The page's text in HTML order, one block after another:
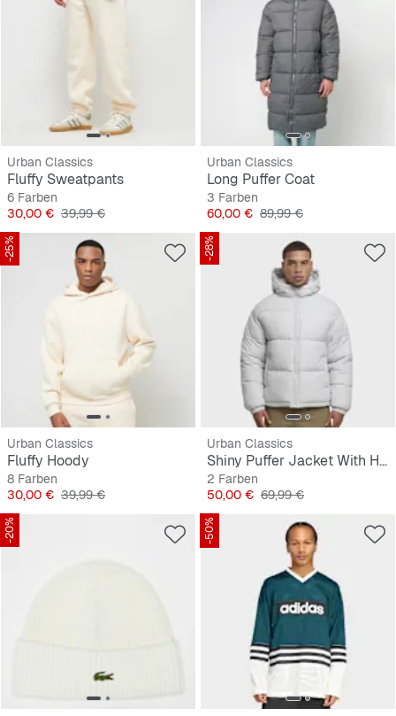
Urban Classics
Fluffy Sweatpants
6 Farben
Preis
30,00 € Originalpreis
39,99 €
Urban Classics
Long Puffer Coat
3 Farben
Preis
60,00 € Originalpreis
89,99 €
-25%
Urban Classics
Fluffy Hoody
8 Farben
Preis
30,00 € Originalpreis
39,99 €
-28%
Urban Classics
Shiny Puffer Jacket With Hood
2 Farben
Preis
50,00 € Originalpreis
69,99 €
-20% -50%